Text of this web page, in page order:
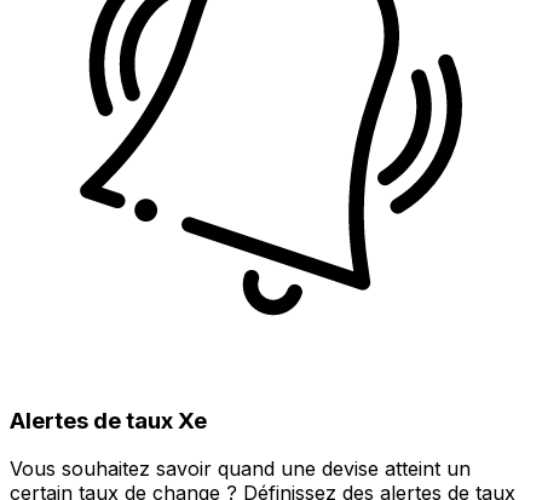
Alertes de taux Xe
Vous souhaitez savoir quand une devise atteint un
certain taux de change ? Définissez des alertes de taux